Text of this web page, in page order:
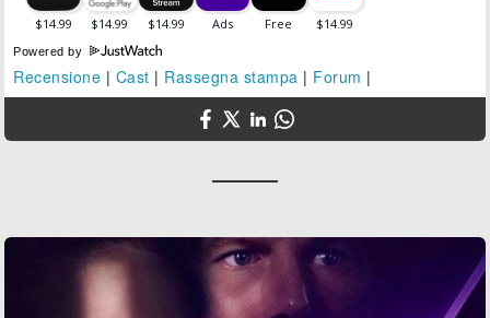
Powered by
Recensione | Cast | Rassegna stampa | Forum |